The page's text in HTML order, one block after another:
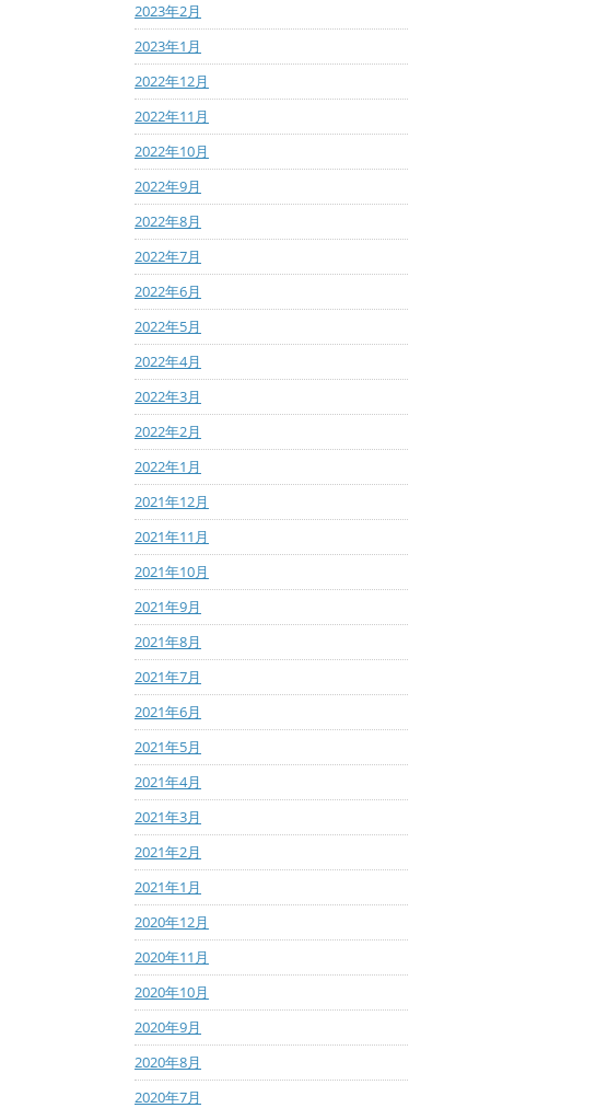
2023年2月
2023年1月
2022年12月
2022年11月
2022年10月
2022年9月
2022年8月
2022年7月
2022年6月
2022年5月
2022年4月
2022年3月
2022年2月
2022年1月
2021年12月
2021年11月
2021年10月
2021年9月
2021年8月
2021年7月
2021年6月
2021年5月
2021年4月
2021年3月
2021年2月
2021年1月
2020年12月
2020年11月
2020年10月
2020年9月
2020年8月
2020年7月